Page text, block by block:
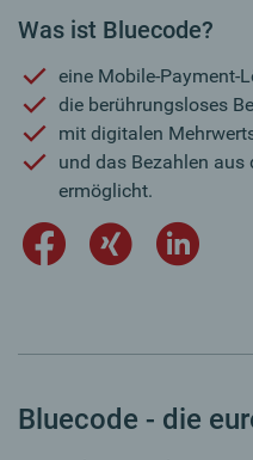
Was ist Bluecode?
eine Mobile-Payment-
die berührungsloses
mit digitalen
und das Bezahlen aus
ermöglicht.
Bluecode - die